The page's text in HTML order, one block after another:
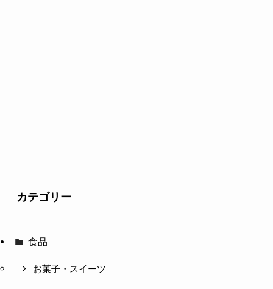
カテゴリー
食品
お菓子・スイーツ